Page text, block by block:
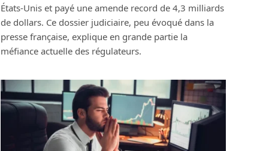
États-Unis et payé une amende record de 4,3 milliards
de dollars. Ce dossier judiciaire, peu évoqué dans la
presse française, explique en grande partie la
méfiance actuelle des régulateurs.